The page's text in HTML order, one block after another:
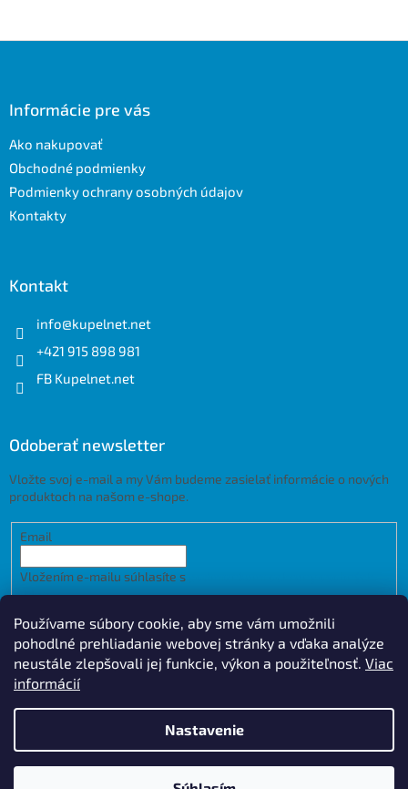
Používame súbory cookie, aby sme vám umožnili
pohodlné prehliadanie webovej stránky a vďaka analýze
neustále zlepšovali jej funkcie, výkon a použiteľnosť. Viac
informácií
Nastavenie
Informácie pre vás
Ako nakupovať
Obchodné podmienky
Podmienky ochrany osobných údajov
Kontakty
Kontakt
info@kupelnet.net
+421 915 898 981
FB Kupelnet.net
Odoberať newsletter
Vložte svoj e-mail a my Vám budeme zasielať informácie o nových
produktoch na našom e-shope.
Email
Vložením e-mailu súhlasíte s
údajov
PRIHLÁSIŤ SA